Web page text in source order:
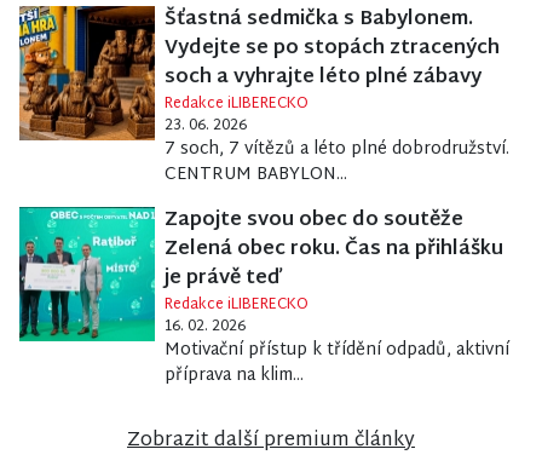
Šťastná sedmička s Babylonem.
Vydejte se po stopách ztracených
soch a vyhrajte léto plné zábavy
Redakce iLIBERECKO
23. 06. 2026
7 soch, 7 vítězů a léto plné dobrodružství.
CENTRUM BABYLON...
Zapojte svou obec do soutěže
Zelená obec roku. Čas na přihlášku
je právě teď
Redakce iLIBERECKO
16. 02. 2026
Motivační přístup k třídění odpadů, aktivní
příprava na klim...
Zobrazit další premium články